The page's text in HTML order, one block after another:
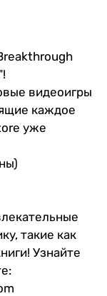
видеоигры
каждое
уже
такие как
Узнайте